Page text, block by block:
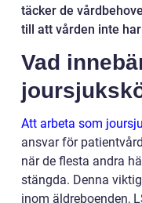
täcker de
till att vården inte
Vad
Att arbeta som
ansvar för
när de flesta andra
stängda. Denna
inom äldreboenden,